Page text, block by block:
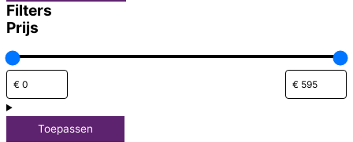
Filters
Prijs
Toepassen